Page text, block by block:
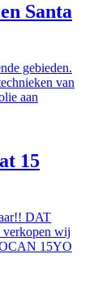
Santa
gebieden.
van
aan
15
DAT
wij
15YO